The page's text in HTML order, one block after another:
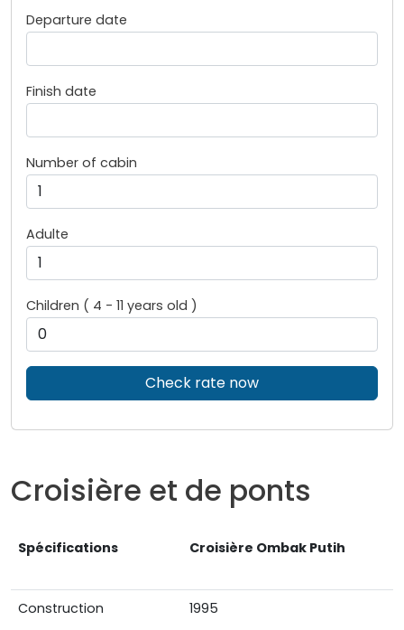
Departure date
Finish date
Number of cabin
Adulte
Children ( 4 - 11 years old )
Check rate now
Croisière et de ponts
Spécifications Croisière Ombak Putih
Construction 1995